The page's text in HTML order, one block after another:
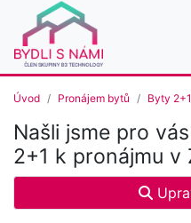
Úvod Pronájem bytů Byty 2+1
Našli jsme pro vás
2+1 k pronájmu v